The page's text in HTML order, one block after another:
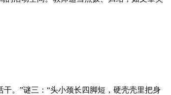
。”谜三：“头小颈长四脚短，硬壳壳里把身